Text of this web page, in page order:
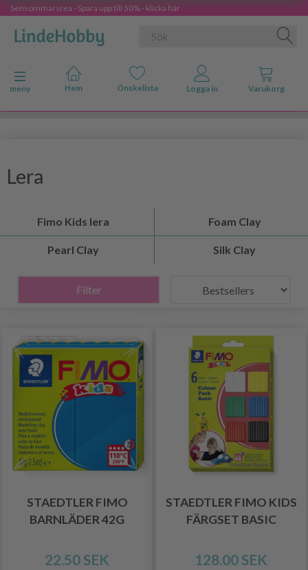
Sensommarsrea - Spara upp till 50% - klicka här
Ändra navigering
meny
Lera
Fimo Kids lera Foam Clay
Pearl Clay Silk Clay
Filter
STAEDTLER FIMO
BARNLÄDER 42G
22.50 SEK
STAEDTLER FIMO KIDS
FÄRGSET BASIC
128.00 SEK